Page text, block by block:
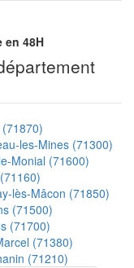
en 48H
les-Mines (71300)
Monial (71600)
lès-Mâcon (71850)
(71500)
(71700)
(71380)
(71210)